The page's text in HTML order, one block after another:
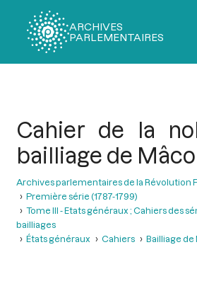
ARCHIVES
PARLEMENTAIRES
Cahier de la
bailliage de
Archives parlementaires de la Révolution
Première série (1787-1799)
Tome III - Etats généraux ; Cahiers des
bailliages
États généraux
Cahiers Bailliage de